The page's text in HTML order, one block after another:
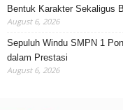
Bentuk Karakter Sekaligus
August 6, 2026
Sepuluh Windu SMPN 1
dalam Prestasi
August 6, 2026